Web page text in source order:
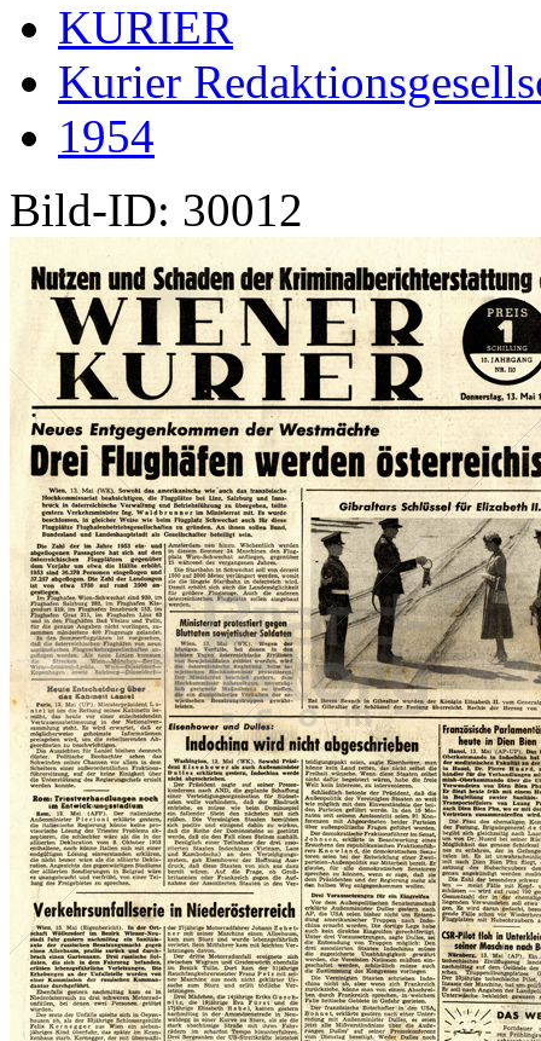
KURIER
Kurier
1954
Bild-ID: 30012